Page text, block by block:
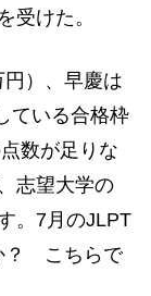
受けた。
円）、早慶は
ている合格枠
数が足りな
志望大学の
。7月のJLPT
？ こちらで